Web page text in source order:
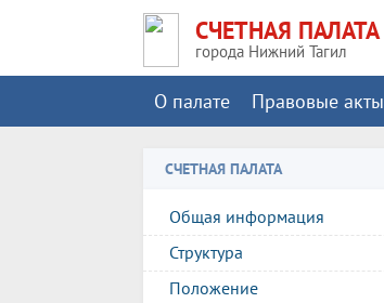
СЧЕТНАЯ ПАЛАТА
города Нижний Тагил
О палате Правовые акты
СЧЕТНАЯ ПАЛАТА
Общая информация
Структура
Положение